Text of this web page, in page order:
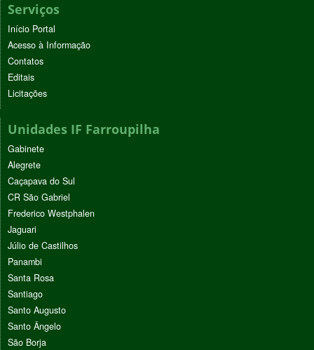
Serviços
Início Portal
Acesso à Informação
Contatos
Editais
Licitações
Unidades IF Farroupilha
Gabinete
Alegrete
Caçapava do Sul
CR São Gabriel
Frederico Westphalen
Jaguari
Júlio de Castilhos
Panambi
Santa Rosa
Santiago
Santo Augusto
Santo Ângelo
São Borja